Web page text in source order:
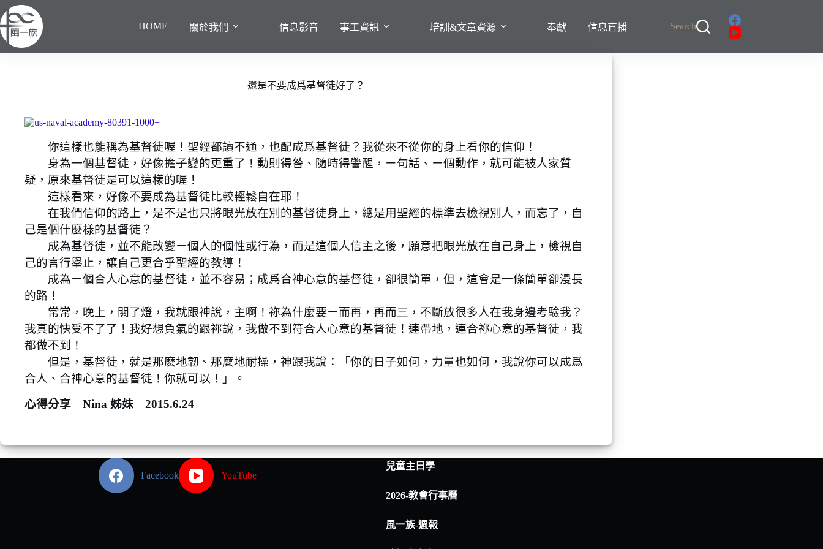
至
主
要
HOME 關於我們 信息影音 事工資訊 培訓&文章資源 奉獻 信息直播 Search
還是不要成爲基督徒好了？
你這樣也能稱為基督徒喔！聖經都讀不通，也配成爲基督徒？我從來不從你的身上看你的信仰！
身為一個基督徒，好像擔子變的更重了！動則得咎、隨時得警醒，ㄧ句話、ㄧ個動作，就可能被人家質
疑，原來基督徒是可以這樣的喔！
這樣看來，好像不要成為基督徒比較輕鬆自在耶！
在我們信仰的路上，是不是也只將眼光放在別的基督徒身上，總是用聖經的標準去檢視別人，而忘了，自
己是個什麼樣的基督徒？
成為基督徒，並不能改變ㄧ個人的個性或行為，而是這個人信主之後，願意把眼光放在自己身上，檢視自
己的言行舉止，讓自己更合乎聖經的教導！
成為ㄧ個合人心意的基督徒，並不容易；成爲合神心意的基督徒，卻很簡單，但，這會是一條簡單卻漫長
的路！
常常，晚上，關了燈，我就跟神說，主啊！祢為什麼要ㄧ而再，再而三，不斷放很多人在我身邊考驗我？
我真的快受不了了！我好想負氣的跟祢說，我做不到符合人心意的基督徒！連帶地，連合祢心意的基督徒，我
都做不到！
但是，基督徒，就是那麽地韌、那麼地耐操，神跟我說：「你的日子如何，力量也如何，我說你可以成爲
合人、合神心意的基督徒！你就可以！」。
心得分享 Nina 姊妹 2015.6.24
Facebook YouTube
兒童主日學
2026-教會行事曆
風一族-週報